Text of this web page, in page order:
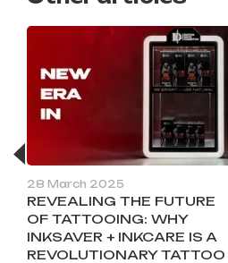
28 March 2025
REVEALING THE FUTURE
OF TATTOOING: WHY
INKSAVER + INKCARE IS A
REVOLUTIONARY TATTOO